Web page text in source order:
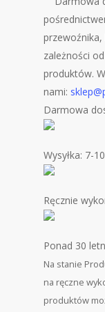
zależności
produktów.
nami:
Darmowa
Wysyłka: 7-
Ręcznie
Ponad 30
Na stanie
na ręczne
produktów